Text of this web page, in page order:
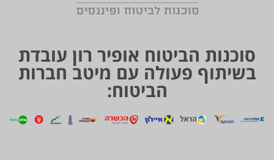
סוכנות הביטוח אופיר רון עובדת
בשיתוף פעולה עם מיטב חברות
הביטוח: